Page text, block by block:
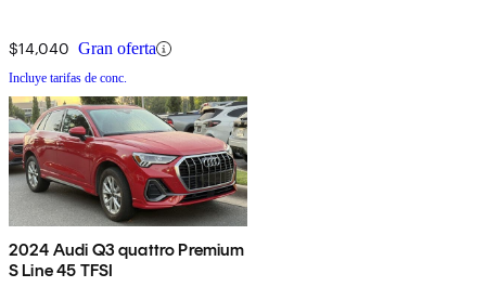
$14,040 Gran oferta
Incluye tarifas de conc.
2024 Audi Q3 quattro Premium
S Line 45 TFSI